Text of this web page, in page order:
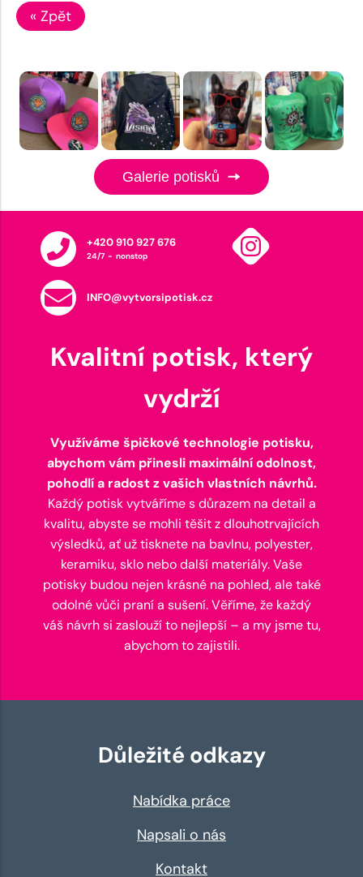
« Zpět
Galerie potisků
+420 910 927 676
24/7 - nonstop
INFO@vytvorsipotisk.cz
Kvalitní potisk, který
vydrží
Využíváme špičkové technologie potisku,
abychom vám přinesli maximální odolnost,
pohodlí a radost z vašich vlastních návrhů.
Každý potisk vytváříme s důrazem na detail a
kvalitu, abyste se mohli těšit z dlouhotrvajících
výsledků, ať už tisknete na bavlnu, polyester,
keramiku, sklo nebo další materiály. Vaše
potisky budou nejen krásné na pohled, ale také
odolné vůči praní a sušení. Věříme, že každý
váš návrh si zaslouží to nejlepší – a my jsme tu,
abychom to zajistili.
Důležité odkazy
Nabídka práce
Napsali o nás
Kontakt